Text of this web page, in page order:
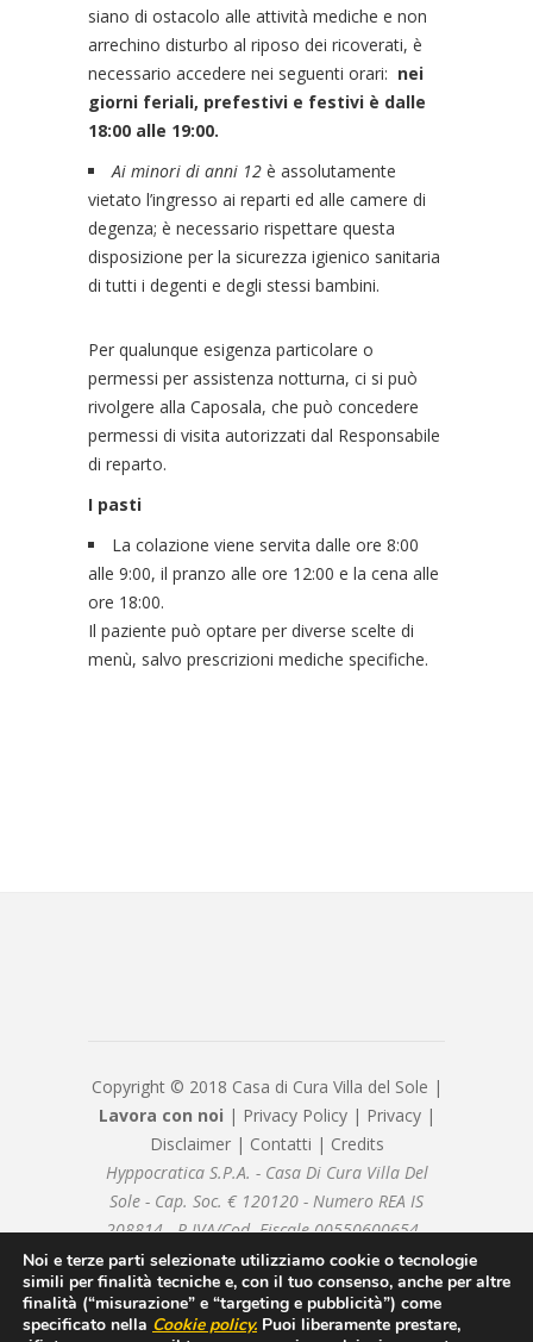
siano di ostacolo alle attività mediche e non
arrechino disturbo al riposo dei ricoverati, è
necessario accedere nei seguenti orari: nei
giorni feriali, prefestivi e festivi è dalle
18:00 alle 19:00.
Ai minori di anni 12 è assolutamente
vietato l’ingresso ai reparti ed alle camere di
degenza; è necessario rispettare questa
disposizione per la sicurezza igienico sanitaria
di tutti i degenti e degli stessi bambini.
Per qualunque esigenza particolare o
permessi per assistenza notturna, ci si può
rivolgere alla Caposala, che può concedere
permessi di visita autorizzati dal Responsabile
di reparto.
I pasti
La colazione viene servita dalle ore 8:00
alle 9:00, il pranzo alle ore 12:00 e la cena alle
ore 18:00.
Il paziente può optare per diverse scelte di
menù, salvo prescrizioni mediche specifiche.
Copyright © 2018 Casa di Cura Villa del Sole |
Lavora con noi | Privacy Policy| Privacy|
Disclaimer| Contatti | Credits
Hyppocratica S.P.A. - Casa Di Cura Villa Del
Sole - Cap. Soc. € 120120 - Numero REA IS
208814 - P.IVA/Cod. Fiscale 00550600654 -
hyppocraticaspa@arubapec.it - Sottoposto alla
direzione e coordinamento di ICM Istituto
Clinico Mediterraneo SpA
Noi e terze parti selezionate utilizziamo cookie o tecnologie
simili per finalità tecniche e, con il tuo consenso, anche per altre
finalità (“misurazione” e “targeting e pubblicità”) come
specificato nella Cookie policy. Puoi liberamente prestare,